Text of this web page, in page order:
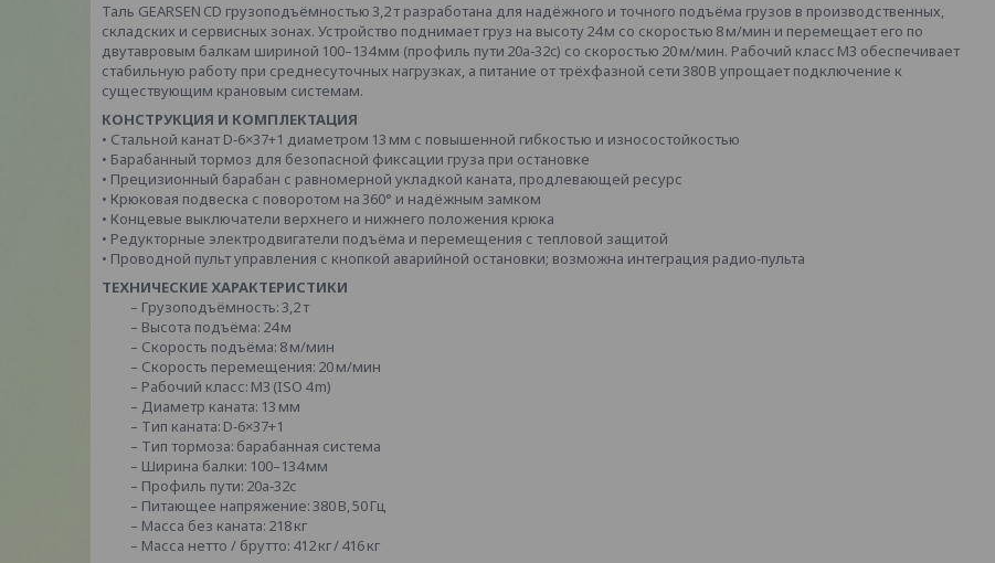
Таль GEARSEN CD грузоподъёмностью 3,2 т разработана для надёжного и точного подъёма грузов в производственных,
складских и сервисных зонах. Устройство поднимает груз на высоту 24 м со скоростью 8 м/мин и перемещает его по
двутавровым балкам шириной 100–134 мм (профиль пути 20a‑32c) со скоростью 20 м/мин. Рабочий класс М3 обеспечивает
стабильную работу при среднесуточных нагрузках, а питание от трёхфазной сети 380 В упрощает подключение к
существующим крановым системам.
КОНСТРУКЦИЯ И КОМПЛЕКТАЦИЯ
• Стальной канат D‑6×37+1 диаметром 13 мм с повышенной гибкостью и износостойкостью
• Барабанный тормоз для безопасной фиксации груза при остановке
• Прецизионный барабан с равномерной укладкой каната, продлевающей ресурс
• Крюковая подвеска с поворотом на 360° и надёжным замком
• Концевые выключатели верхнего и нижнего положения крюка
• Редукторные электродвигатели подъёма и перемещения с тепловой защитой
• Проводной пульт управления с кнопкой аварийной остановки; возможна интеграция радио‑пульта
ТЕХНИЧЕСКИЕ ХАРАКТЕРИСТИКИ
– Грузоподъёмность: 3,2 т
– Высота подъёма: 24 м
– Скорость подъёма: 8 м/мин
– Скорость перемещения: 20 м/мин
– Рабочий класс: М3 (ISO 4 m)
– Диаметр каната: 13 мм
– Тип каната: D‑6×37+1
– Тип тормоза: барабанная система
– Ширина балки: 100–134 мм
– Профиль пути: 20a‑32c
– Питающее напряжение: 380 В, 50 Гц
– Масса без каната: 218 кг
– Масса нетто / брутто: 412 кг / 416 кг